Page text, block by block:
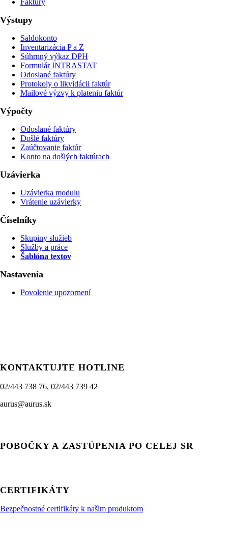
Výstupy
Saldokonto
Inventarizácia P a Z
Súhrnný výkaz DPH
Formulár INTRASTAT
Odoslané faktúry
Protokoly o likvidácii faktúr
Mailové výzvy k plateniu faktúr
Výpočty
Odoslané faktúry
Došlé faktúry
Zaúčtovanie faktúr
Konto na došlých faktúrach
Uzávierka
Uzávierka modulu
Vrátenie uzávierky
Číselníky
Skupiny služieb
Služby a práce
Šablóna textov
Nastavenia
Povolenie upozornení
KONTAKTUJTE HOTLINE
02/443 738 76, 02/443 739 42
aurus@aurus.sk
POBOČKY A ZASTÚPENIA PO CELEJ SR
CERTIFIKÁTY
Bezpečnostné certifikáty k našim produktom